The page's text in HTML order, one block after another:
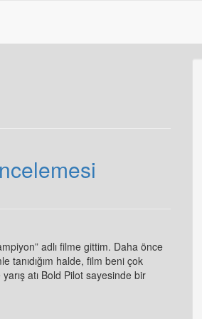
adlı filme gittim. Daha önce
tanıdığım halde, film beni çok
atı Bold Pilot sayesinde bir